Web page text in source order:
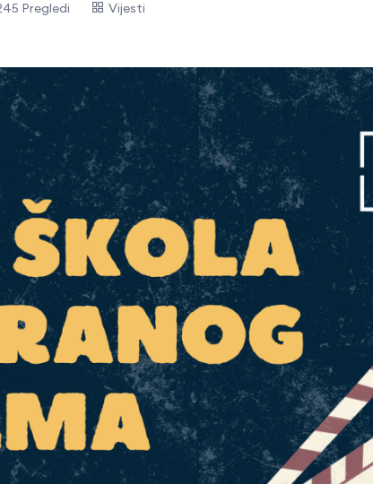
Pregledi Vijesti